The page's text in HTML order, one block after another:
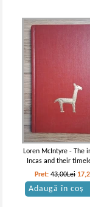
Loren McIntyre - The
Incas and their
Pret:43,00Lei
Adaugă în coș